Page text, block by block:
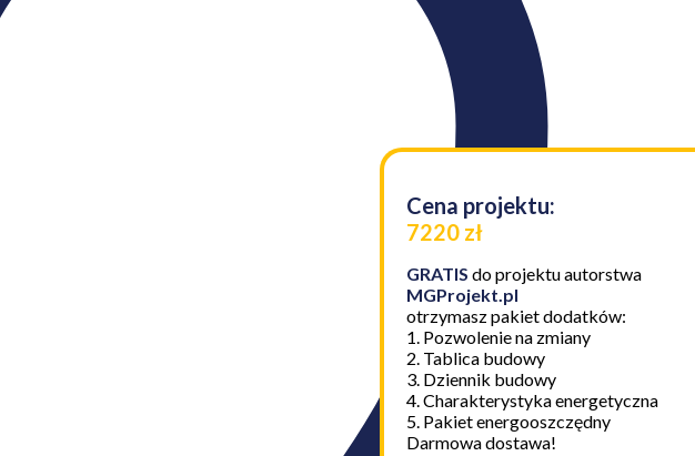
Cena projektu:
7220 zł
GRATIS do projektu autorstwa
MGProjekt.pl
otrzymasz pakiet dodatków:
1. Pozwolenie na zmiany
2. Tablica budowy
3. Dziennik budowy
4. Charakterystyka energetyczna
5. Pakiet energooszczędny
Darmowa dostawa!